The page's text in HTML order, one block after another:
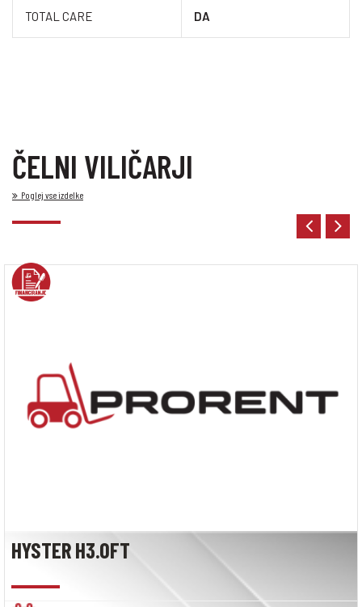
TOTAL CARE DA
ČELNI VILIČARJI
Poglej vse izdelke
HYSTER H3.0FT